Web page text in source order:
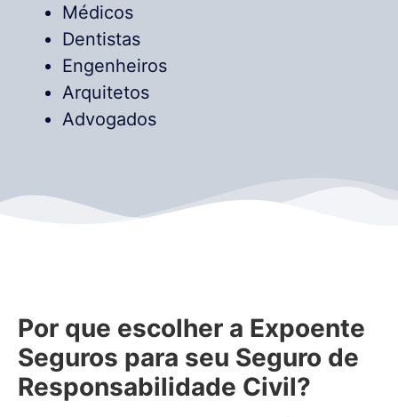
Médicos
Dentistas
Engenheiros
Arquitetos
Advogados
Por que escolher a Expoente
Seguros para seu Seguro de
Responsabilidade Civil?